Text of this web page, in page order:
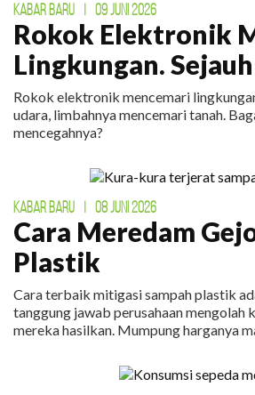
KABAR BARU 09 JUNI 2026
Rokok Elektronik
Lingkungan.
Rokok elektronik mencemari
udara, limbahnya mencemari tanah.
mencegahnya?
KABAR BARU 08 JUNI 2026
Cara Meredam
Plastik
Cara terbaik mitigasi sampah plastik
tanggung jawab perusahaan mengolah
mereka hasilkan. Mumpung harganya